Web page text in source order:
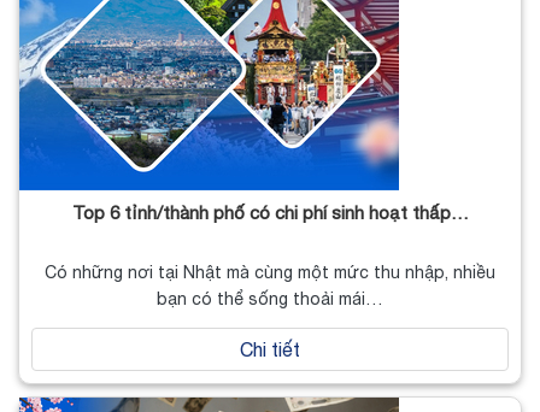
Top 6 tỉnh/thành phố có chi phí sinh hoạt thấp…
Có những nơi tại Nhật mà cùng một mức thu nhập, nhiều
bạn có thể sống thoải mái…
Chi tiết